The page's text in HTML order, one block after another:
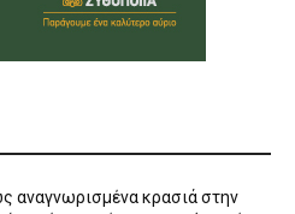
αναγνωρισμένα κρασιά στην